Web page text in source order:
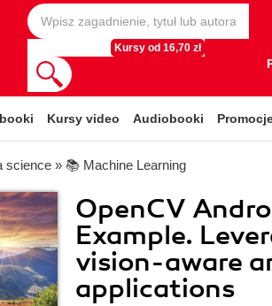
Kursy od 16,70 zł
Kursy video Audiobooki
science » 📚 Machine Learning
OpenCV
Example.
vision-aware
applications